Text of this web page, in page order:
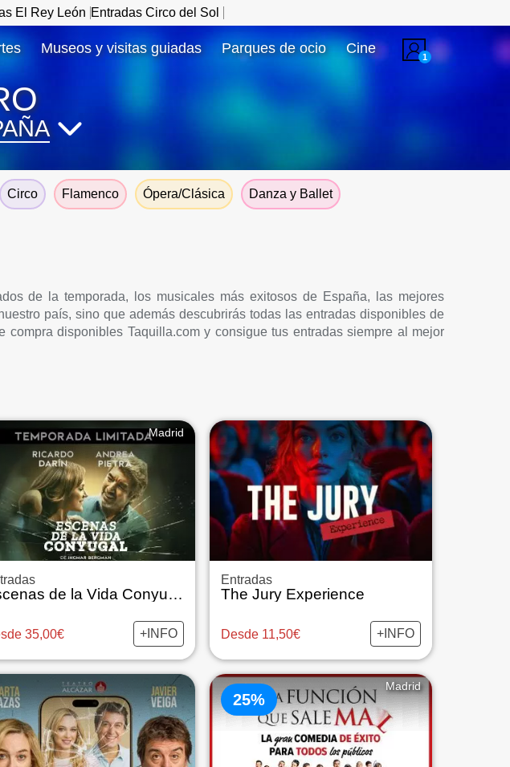
El Rey León Entradas Circo del Sol
1
Museos y visitas guiadas Parques de ocio Cine
Circo Flamenco Ópera/Clásica Danza y Ballet
de la temporada, los musicales más exitosos de España, las mejores
país, sino que además descubrirás todas las entradas disponibles de
disponibles Taquilla.com y consigue tus entradas siempre al mejor
Madrid
Escenas de la Vida Conyugal
35,00€ +INFO
Entradas
The Jury Experience
Desde 11,50€ +INFO
25%
Madrid